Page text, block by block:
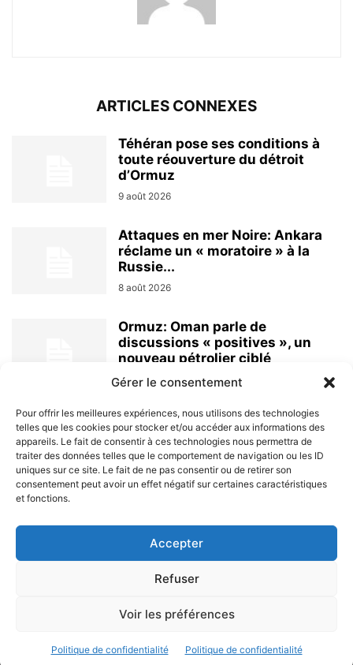
Gérer le consentement
Pour offrir les meilleures expériences, nous utilisons des technologies
telles que les cookies pour stocker et/ou accéder aux informations des
appareils. Le fait de consentir à ces technologies nous permettra de
traiter des données telles que le comportement de navigation ou les ID
uniques sur ce site. Le fait de ne pas consentir ou de retirer son
consentement peut avoir un effet négatif sur certaines caractéristiques
et fonctions.
Accepter
Refuser
Voir les préférences
Politique de confidentialité Politique de confidentialité
ARTICLES CONNEXES
Téhéran pose ses conditions à
toute réouverture du détroit
d’Ormuz
9 août 2026
Attaques en mer Noire: Ankara
réclame un « moratoire » à la
Russie...
8 août 2026
Ormuz: Oman parle de
discussions « positives », un
nouveau pétrolier ciblé
8 août 2026
À PROPOS
SUIVEZ NOUS
© 2023 - Marine & Océans